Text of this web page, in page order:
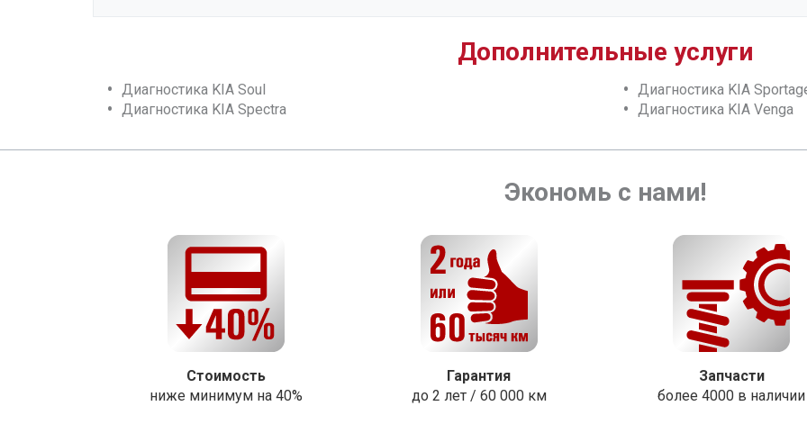
Дополнительные услуги
Диагностика KIA Soul
Диагностика KIA Spectra
Диагностика KIA
Диагностика KIA Venga
Экономь с нами!
Стоимость
ниже минимум на 40%
Гарантия
до 2 лет / 60 000 км
Запчасти
более 4000 в наличии